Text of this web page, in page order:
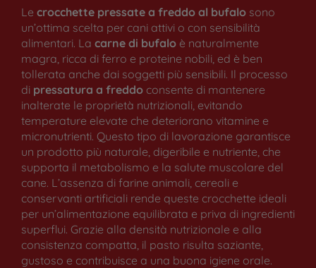
Le crocchette pressate a freddo al bufalosono
un’ottima scelta per cani attivi o con sensibilità
alimentari. La carne di bufaloè naturalmente
magra, ricca di ferro e proteine nobili, ed è ben
tollerata anche dai soggetti più sensibili. Il processo
di pressatura a freddoconsente di mantenere
inalterate le proprietà nutrizionali, evitando
temperature elevate che deteriorano vitamine e
micronutrienti. Questo tipo di lavorazione garantisce
un prodotto più naturale, digeribile e nutriente, che
supporta il metabolismo e la salute muscolare del
cane. L’assenza di farine animali, cereali e
conservanti artificiali rende queste crocchette ideali
per un’alimentazione equilibrata e priva di ingredienti
superflui. Grazie alla densità nutrizionale e alla
consistenza compatta, il pasto risulta saziante,
gustoso e contribuisce a una buona igiene orale.